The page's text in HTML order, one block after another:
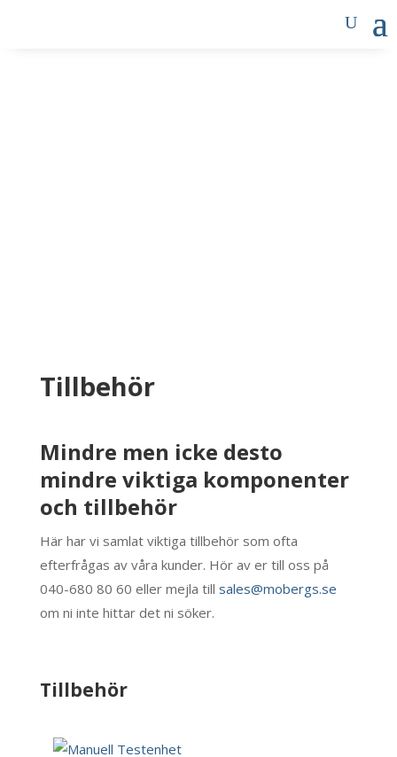
Tillbehör
Mindre men icke desto
mindre viktiga komponenter
och tillbehör
Här har vi samlat viktiga tillbehör som ofta
efterfrågas av våra kunder. Hör av er till oss på
040-680 80 60 eller mejla till sales@mobergs.se
om ni inte hittar det ni söker.
Tillbehör